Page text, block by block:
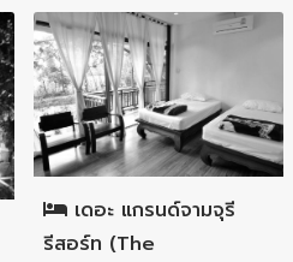
อำเภอเมืองลำพูน
เดอะ แกรนด์จามจุรี
รีสอร์ท (The